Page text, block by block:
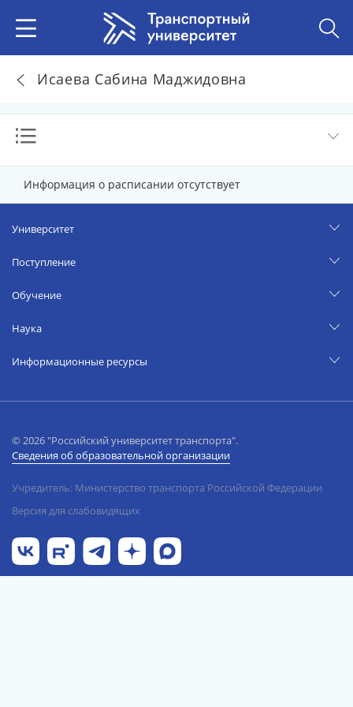
Исаева Сабина Маджидовна
Информация о расписании отсутствует
Университет
Поступление
Обучение
Наука
Информационные ресурсы
© 2026 "Российский университет транспорта".
Сведения об образовательной организации
Учредитель: Министерство транспорта Российской Федерации
Версия для слабовидящих